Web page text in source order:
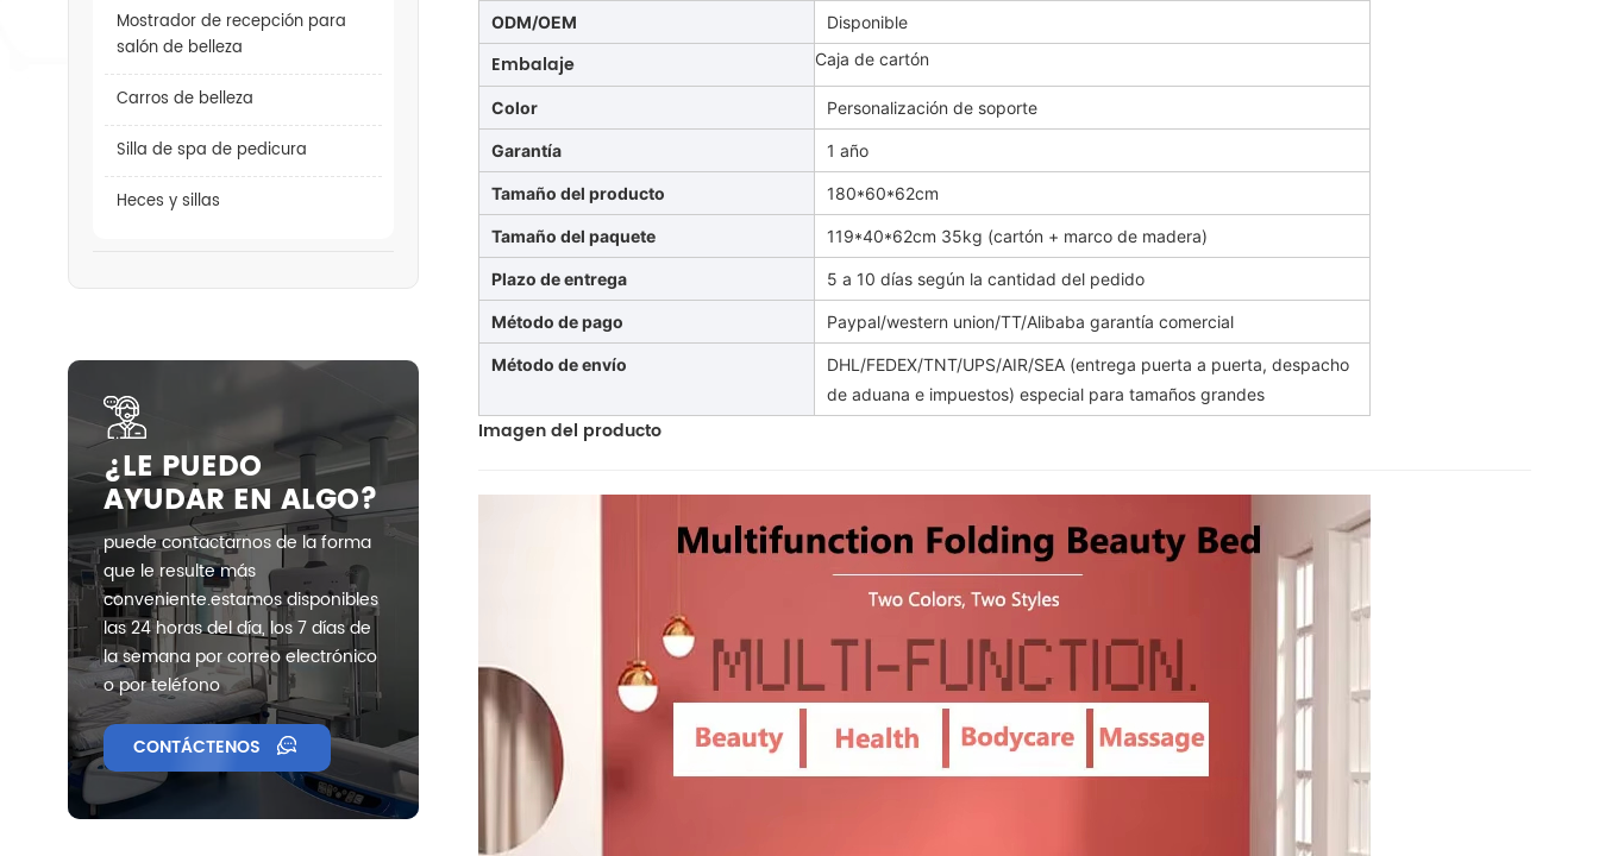
ODM/OEM Disponible
Embalaje Caja de cartón
Color Personalización de soporte
Garantía 1 año
Tamaño del producto 180*60*62cm
Tamaño del paquete 119*40*62cm 35kg (cartón + marco de madera)
Plazo de entrega 5 a 10 días según la cantidad del pedido
Método de pago Paypal/western union/TT/Alibaba garantía comercial
Método de envío
DHL/FEDEX/TNT/UPS/AIR/SEA (entrega puerta a puerta, despacho
de aduana e impuestos) especial para tamaños grandes
Imagen del producto
Mostrador de recepción para
salón de belleza
Carros de belleza
Silla de spa de pedicura
Heces y sillas
¿LE PUEDO
AYUDAR EN ALGO?
puede contactarnos de la forma
que le resulte más
conveniente.estamos disponibles
las 24 horas del día, los 7 días de
la semana por correo electrónico
o por teléfono
CONTÁCTENOS